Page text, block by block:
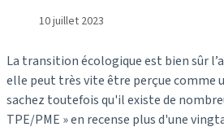
10 juillet 2023
La transition écologique est bien sûr
elle peut très vite être perçue comme
sachez toutefois qu'il existe de
TPE/PME » en recense plus d'une